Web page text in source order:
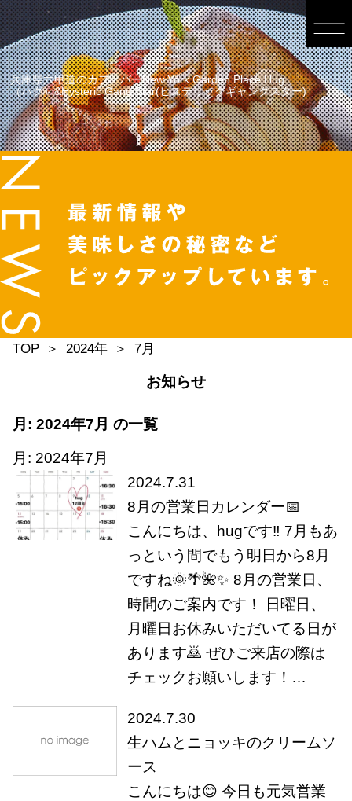
兵庫県六甲道のカフェバーNew York Garden Place Hug
（ハグ）&Hysteric Gang Star(ヒステリックギャングスター)
TOP 2024年 7月
お知らせ
月: 2024年7月 の一覧
月: 2024年7月
2024.7.31
8月の営業日カレンダー📅
こんにちは、hugです‼️ 7月もあ
っという間でもう明日から8月
ですね🌞🌴🌺✨ 8月の営業日、
時間のご案内です！ 日曜日、
月曜日お休みいただいてる日が
あります🙇 ぜひご来店の際は
チェックお願いします！…
2024.7.30
生ハムとニョッキのクリームソ
ース
こんにちは😊 今日も元気営業